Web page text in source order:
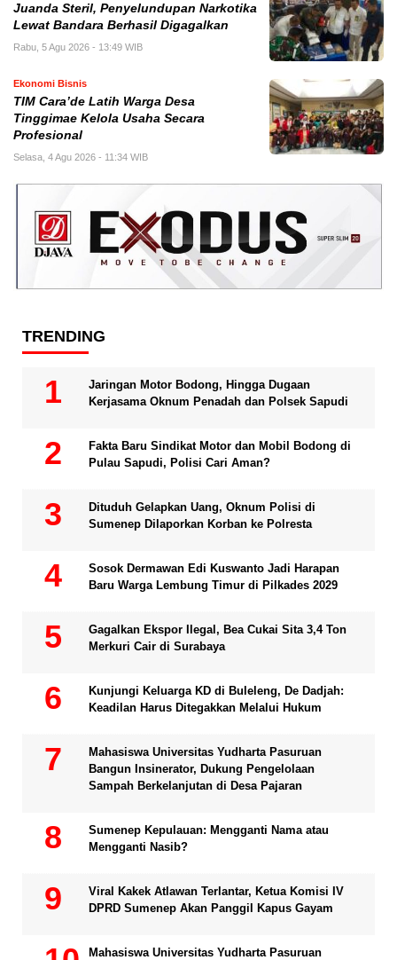
Juanda Steril, Penyelundupan Narkotika
Lewat Bandara Berhasil Digagalkan
Rabu, 5 Agu 2026 - 13:49 WIB
Ekonomi Bisnis
TIM Cara’de Latih Warga Desa
Tinggimae Kelola Usaha Secara
Profesional
Selasa, 4 Agu 2026 - 11:34 WIB
TRENDING
Jaringan Motor Bodong, Hingga Dugaan
Kerjasama Oknum Penadah dan Polsek Sapudi
Fakta Baru Sindikat Motor dan Mobil Bodong di
Pulau Sapudi, Polisi Cari Aman?
Dituduh Gelapkan Uang, Oknum Polisi di
Sumenep Dilaporkan Korban ke Polresta
Sosok Dermawan Edi Kuswanto Jadi Harapan
Baru Warga Lembung Timur di Pilkades 2029
Gagalkan Ekspor Ilegal, Bea Cukai Sita 3,4 Ton
Merkuri Cair di Surabaya
Kunjungi Keluarga KD di Buleleng, De Dadjah:
Keadilan Harus Ditegakkan Melalui Hukum
Mahasiswa Universitas Yudharta Pasuruan
Bangun Insinerator, Dukung Pengelolaan
Sampah Berkelanjutan di Desa Pajaran
Sumenep Kepulauan: Mengganti Nama atau
Mengganti Nasib?
Viral Kakek Atlawan Terlantar, Ketua Komisi IV
DPRD Sumenep Akan Panggil Kapus Gayam
Mahasiswa Universitas Yudharta Pasuruan